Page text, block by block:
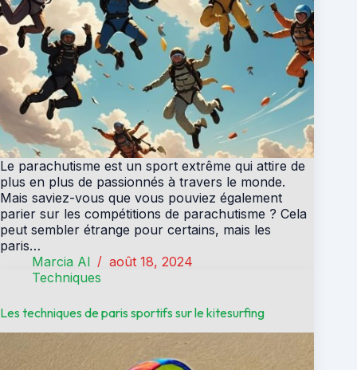
Le parachutisme est un sport extrême qui attire de
plus en plus de passionnés à travers le monde.
Mais saviez-vous que vous pouviez également
parier sur les compétitions de parachutisme ? Cela
peut sembler étrange pour certains, mais les
paris…
Marcia Al
août 18, 2024
Techniques
Les techniques de paris sportifs sur le kitesurfing